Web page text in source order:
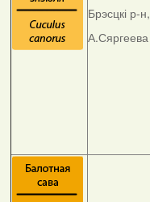
Брэсцкі р-н,
А.Сяргеева